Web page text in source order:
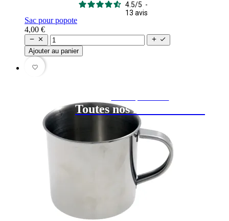
Toutes nos idées cadeaux
4.5/5 -
13 avis
Sac pour popote
4,00 €
   
Ajouter au panier
favorite_border